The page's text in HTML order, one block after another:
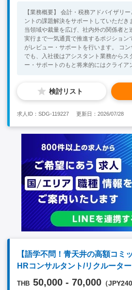
【業務概要】 会計・税務アドバイザリ
ントの課題解決をサポートしていただき
当領域や裁量を広げ、社内外の関係者と
実行まで一気通貫で推進するポジション
がレビュー・サポートを行います。 コ
でも、入社後はアシスタント業務からス
ー・サポートのもと将来的にはクライア
の会計・税務に関する問い合わせ対応
税務部門）との調整・プロジェクト推進
ポーティング ※案件はチームで進めま
日系企業での実務経験（職種不問） ◆イ
務を学びたいという強い意欲をお持ち
ドネシア語でのコミュニケーションが可
レベル以上） 【歓迎スキル】 ◆企業における経理実務の経験 ◆
会計事務所・税理士法人での勤務経験
士、税理士などの資格保有者
検討リスト
求人ID：SDG-119227 更新日：2026/07/28
【語学不問！青天井の高額コミ
HRコンサルタント/リクルーター
THB 50,000 - 70,000 （